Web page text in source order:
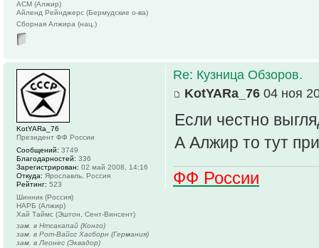
АСМ (Алжир)
Айленд Рейнджерс (Бермудские о-ва)
Сборная Алжира (нац.)
Re: Кузница Обзоров.
KotYARa_76 04 ноя
Если честно
А Алжир то тут
ФФ России
KotYARa_76
Президент ФФ России
Сообщений: 3749
Благодарностей: 336
Зарегистрирован: 02 май 2008, 14:16
Откуда: Ярославль, Россия
Рейтинг: 523
Шинник (Россия)
НАРБ (Алжир)
Хай Таймс (Эштон, Сент-Винсент)
зам. в Нтсакапай (Конго)
зам. в Рот-Вайсс Хасборн (Германия)
зам. в Леонес (Эквадор)